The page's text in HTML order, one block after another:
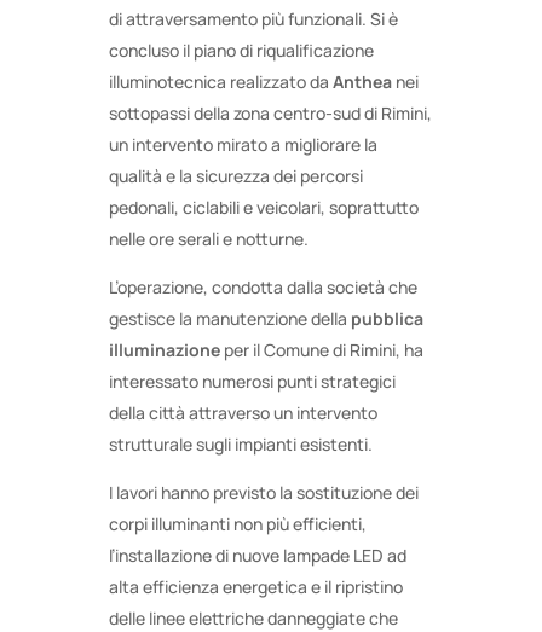
di attraversamento più funzionali. Si è
concluso il piano di riqualificazione
illuminotecnica realizzato da Antheanei
sottopassi della zona centro-sud di Rimini,
un intervento mirato a migliorare la
qualità e la sicurezza dei percorsi
pedonali, ciclabili e veicolari, soprattutto
nelle ore serali e notturne.
L’operazione, condotta dalla società che
gestisce la manutenzione della pubblica
illuminazioneper il Comune di Rimini, ha
interessato numerosi punti strategici
della città attraverso un intervento
strutturale sugli impianti esistenti.
I lavori hanno previsto la sostituzione dei
corpi illuminanti non più efficienti,
l’installazione di nuove lampade LED ad
alta efficienza energetica e il ripristino
delle linee elettriche danneggiate che